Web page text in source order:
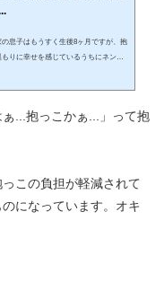
息子はもうすく生後8ヶ月ですが、抱
りに幸せを感じているうちにネント
紐」でした！！息子が生後3ヶ月のと
いてレ...
...抱っこかぁ...」って抱
この負担が軽減されて
になっています。オキ